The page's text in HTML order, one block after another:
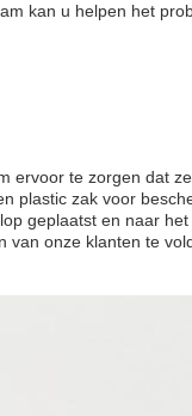
kan u helpen het
ervoor te zorgen dat
plastic zak voor
geplaatst en naar
onze klanten te